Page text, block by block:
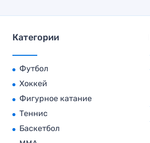
Категории
Футбол
Хоккей
Фигурное катание
Теннис
Баскетбол